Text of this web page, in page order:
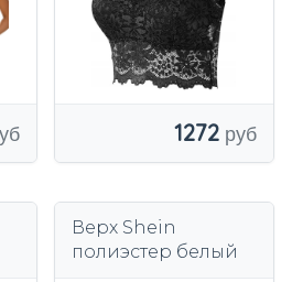
1272
Верх Shein
полиэстер белый